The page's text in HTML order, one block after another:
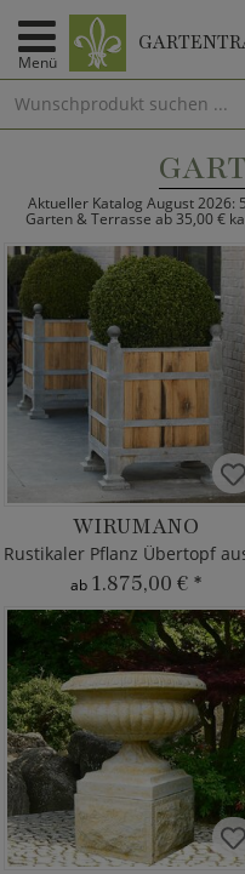
Menü
Aktueller Katalog August 2026:
Garten & Terrasse ab 35,00 €
WIRUMANO
ab 1.875,00 € *